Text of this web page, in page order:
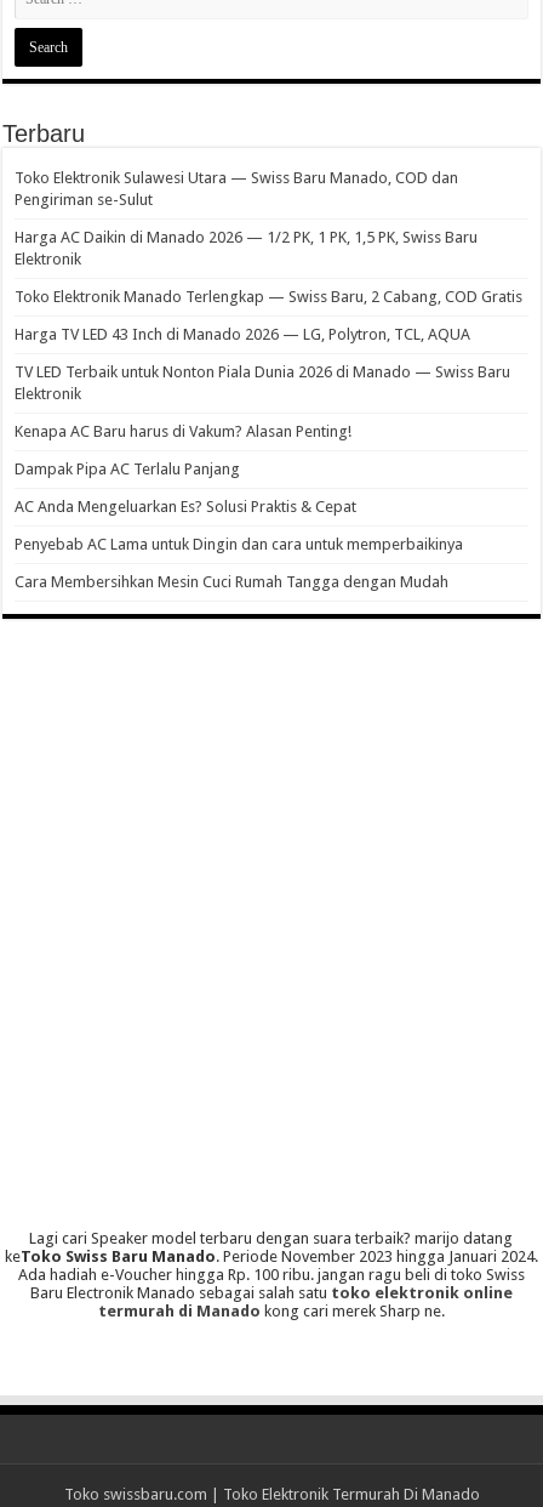
Terbaru
Toko Elektronik Sulawesi Utara — Swiss Baru Manado, COD dan
Pengiriman se-Sulut
Harga AC Daikin di Manado 2026 — 1/2 PK, 1 PK, 1,5 PK, Swiss Baru
Elektronik
Toko Elektronik Manado Terlengkap — Swiss Baru, 2 Cabang, COD Gratis
Harga TV LED 43 Inch di Manado 2026 — LG, Polytron, TCL, AQUA
TV LED Terbaik untuk Nonton Piala Dunia 2026 di Manado — Swiss Baru
Elektronik
Kenapa AC Baru harus di Vakum? Alasan Penting!
Dampak Pipa AC Terlalu Panjang
AC Anda Mengeluarkan Es? Solusi Praktis & Cepat
Penyebab AC Lama untuk Dingin dan cara untuk memperbaikinya
Cara Membersihkan Mesin Cuci Rumah Tangga dengan Mudah
Lagi cari Speaker model terbaru dengan suara terbaik? marijo datang
keToko Swiss Baru Manado. Periode November 2023 hingga Januari 2024.
Ada hadiah e-Voucher hingga Rp. 100 ribu. jangan ragu beli di toko Swiss
Baru Electronik Manado sebagai salah satu toko elektronik online
termurah di Manado kong cari merek Sharp ne.
Toko swissbaru.com Toko Elektronik Termurah Di Manado